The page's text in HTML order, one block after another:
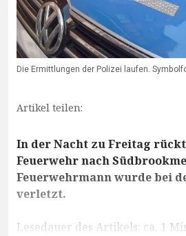
Die Ermittlungen der Polizei laufen.
Artikel teilen:
In der Nacht zu Freitag
Feuerwehr nach
Feuerwehrmann wurde bei
verletzt.
Lesedauer des Artikels: ca. 1